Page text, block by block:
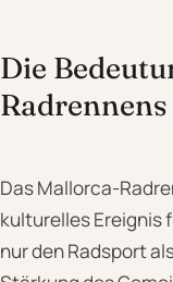
Die
Das Mallorca-
kulturelles Ereignis
nur den Radsport